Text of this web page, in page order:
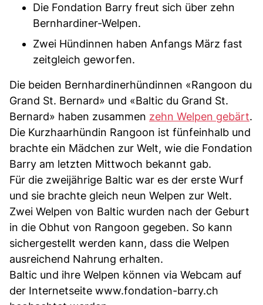
Die Fondation Barry freut sich über zehn
Bernhardiner-Welpen.
Zwei Hündinnen haben Anfangs März fast
zeitgleich geworfen.
Die beiden Bernhardinerhündinnen «Rangoon du
Grand St. Bernard» und «Baltic du Grand St.
Bernard» haben zusammen zehn Welpen gebärt.
Die Kurzhaarhündin Rangoon ist fünfeinhalb und
brachte ein Mädchen zur Welt, wie die Fondation
Barry am letzten Mittwoch bekannt gab.
Für die zweijährige Baltic war es der erste Wurf
und sie brachte gleich neun Welpen zur Welt.
Zwei Welpen von Baltic wurden nach der Geburt
in die Obhut von Rangoon gegeben. So kann
sichergestellt werden kann, dass die Welpen
ausreichend Nahrung erhalten.
Baltic und ihre Welpen können via Webcam auf
der Internetseite www.fondation-barry.ch